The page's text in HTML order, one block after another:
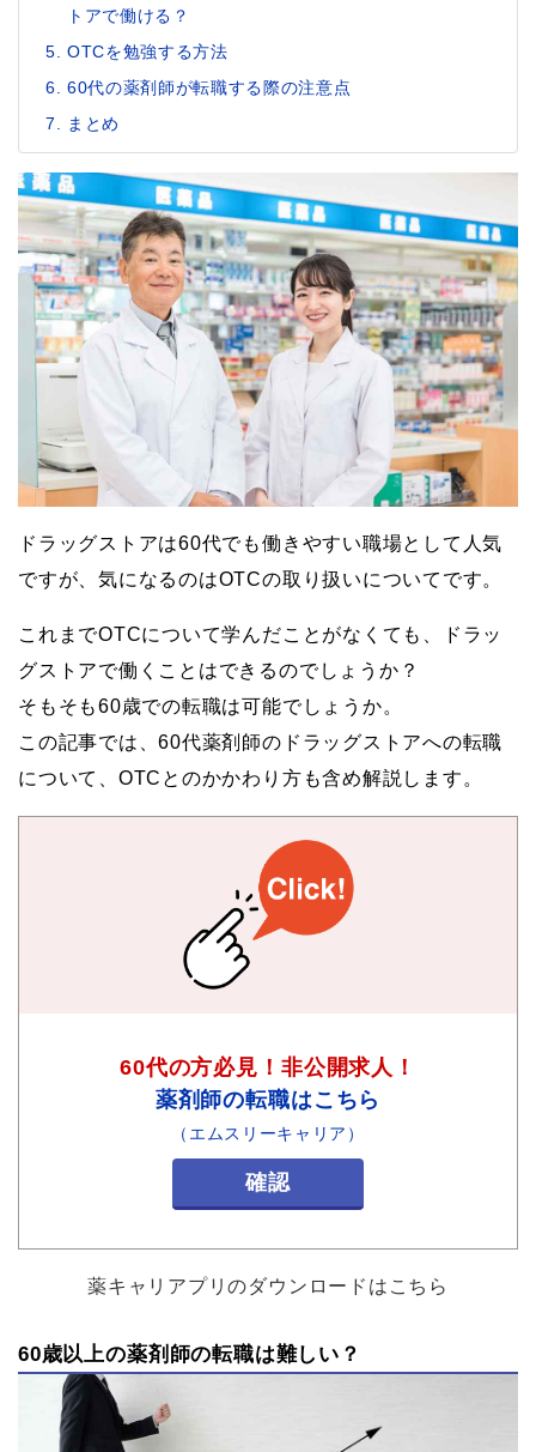
トアで働ける？
OTCを勉強する方法
60代の薬剤師が転職する際の注意点
まとめ
ドラッグストアは60代でも働きやすい職場として人気
ですが、気になるのはOTCの取り扱いについてです。
これまでOTCについて学んだことがなくても、ドラッ
グストアで働くことはできるのでしょうか？
そもそも60歳での転職は可能でしょうか。
この記事では、60代薬剤師のドラッグストアへの転職
について、OTCとのかかわり方も含め解説します。
60代の方必見！非公開求人！
薬剤師の転職はこちら
（エムスリーキャリア）
確認
薬キャリアプリのダウンロードはこちら
60歳以上の薬剤師の転職は難しい？